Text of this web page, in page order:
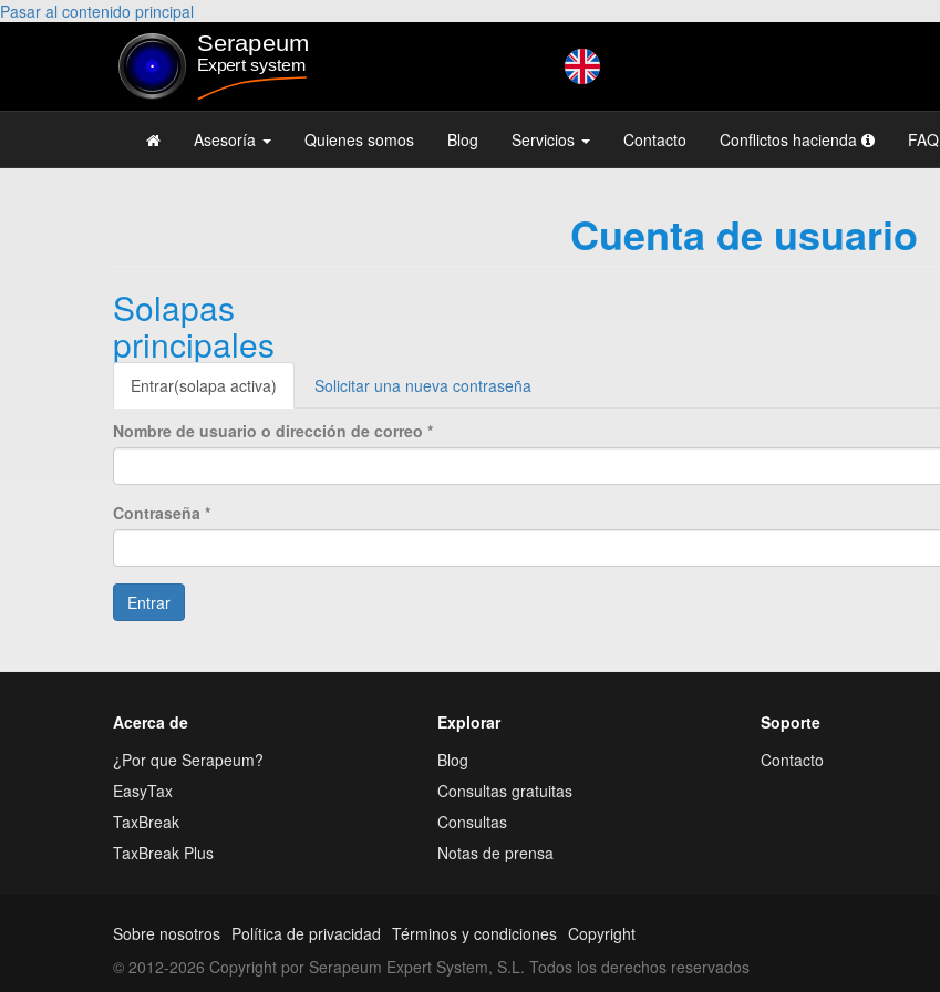
Pasar al contenido principal
Asesoría Quienes somos Blog Servicios Contacto Conflictos hacienda FAQ
Cuenta de usuario
Solapas
principales
Entrar(solapa activa) Solicitar una nueva contraseña
Nombre de usuario o dirección de correo *
Contraseña *
Entrar
Acerca de
¿Por que Serapeum?
EasyTax
TaxBreak
TaxBreak Plus
Explorar
Blog
Consultas gratuitas
Consultas
Notas de prensa
Soporte
Contacto
Sobre nosotros Política de privacidad Términos y condiciones Copyright
© 2012-2026 Copyright por Serapeum Expert System, S.L. Todos los derechos reservados